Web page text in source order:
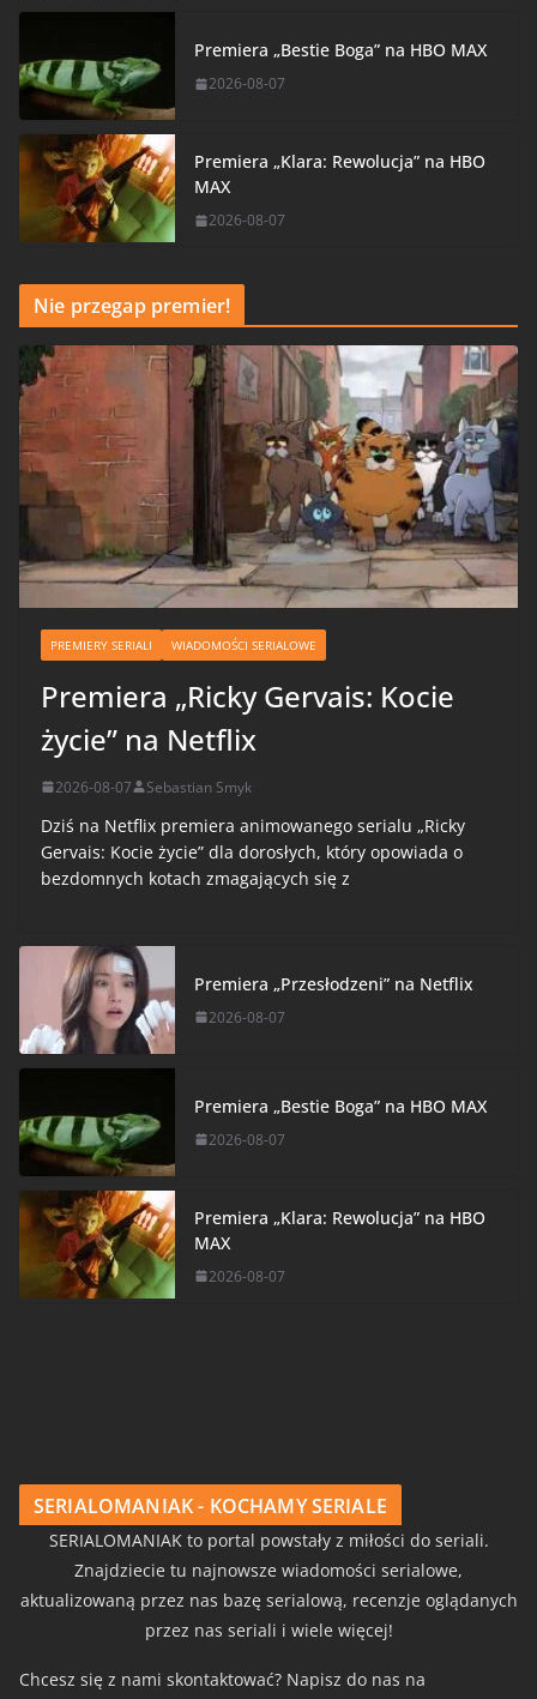
Premiera „Bestie Boga” na HBO MAX
2026-08-07
Premiera „Klara: Rewolucja” na HBO
MAX
2026-08-07
Nie przegap premier!
PREMIERY SERIALI WIADOMOŚCI SERIALOWE
Premiera „Ricky Gervais: Kocie
życie” na Netflix
2026-08-07 Sebastian Smyk
Dziś na Netflix premiera animowanego serialu „Ricky
Gervais: Kocie życie” dla dorosłych, który opowiada o
bezdomnych kotach zmagających się z
Premiera „Przesłodzeni” na Netflix
2026-08-07
Premiera „Bestie Boga” na HBO MAX
2026-08-07
Premiera „Klara: Rewolucja” na HBO
MAX
2026-08-07
SERIALOMANIAK - KOCHAMY SERIALE
SERIALOMANIAK to portal powstały z miłości do seriali.
Znajdziecie tu najnowsze wiadomości serialowe,
aktualizowaną przez nas bazę serialową, recenzje oglądanych
przez nas seriali i wiele więcej!
Chcesz się z nami skontaktować? Napisz do nas na